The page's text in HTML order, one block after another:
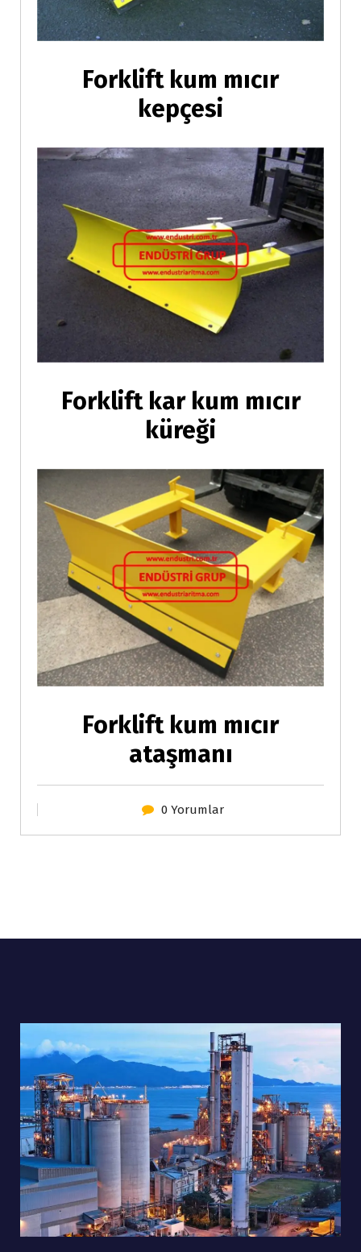
Forklift kum mıcır
kepçesi
Forklift kar kum mıcır
küreği
Forklift kum mıcır
ataşmanı
0 Yorumlar